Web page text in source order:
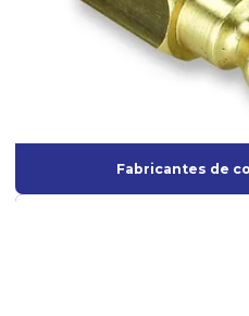
Lixadeira Elétrica para Parede
Lixadeira orbital para pintura
Lixadeira pneumática para
Fabricantes de